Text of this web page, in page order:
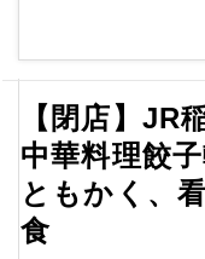
【閉店】JR
中華料理餃
ともかく、
食